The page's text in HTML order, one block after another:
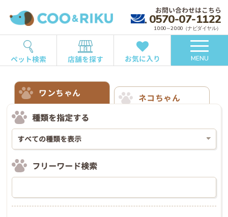
お問い合わせはこちら
0570-07-1122
10:00～20:00（ナビダイヤル）
ペット検索 店舗を探す お気に入り MENU
ワンちゃん
ネコちゃん
種類を指定する
フリーワード検索